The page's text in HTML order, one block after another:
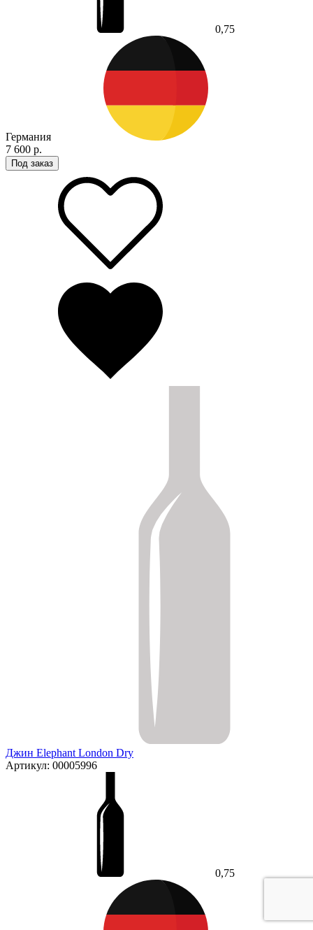
0,75
Германия
7 600 р.
Под заказ
Джин Elephant London Dry
Артикул: 00005996
0,75